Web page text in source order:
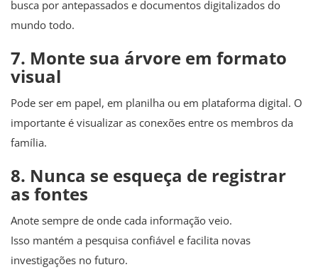
busca por antepassados e documentos digitalizados do
mundo todo.
7. Monte sua árvore em formato
visual
Pode ser em papel, em planilha ou em plataforma digital. O
importante é visualizar as conexões entre os membros da
família.
8. Nunca se esqueça de registrar
as fontes
Anote sempre de onde cada informação veio.
Isso mantém a pesquisa confiável e facilita novas
investigações no futuro.